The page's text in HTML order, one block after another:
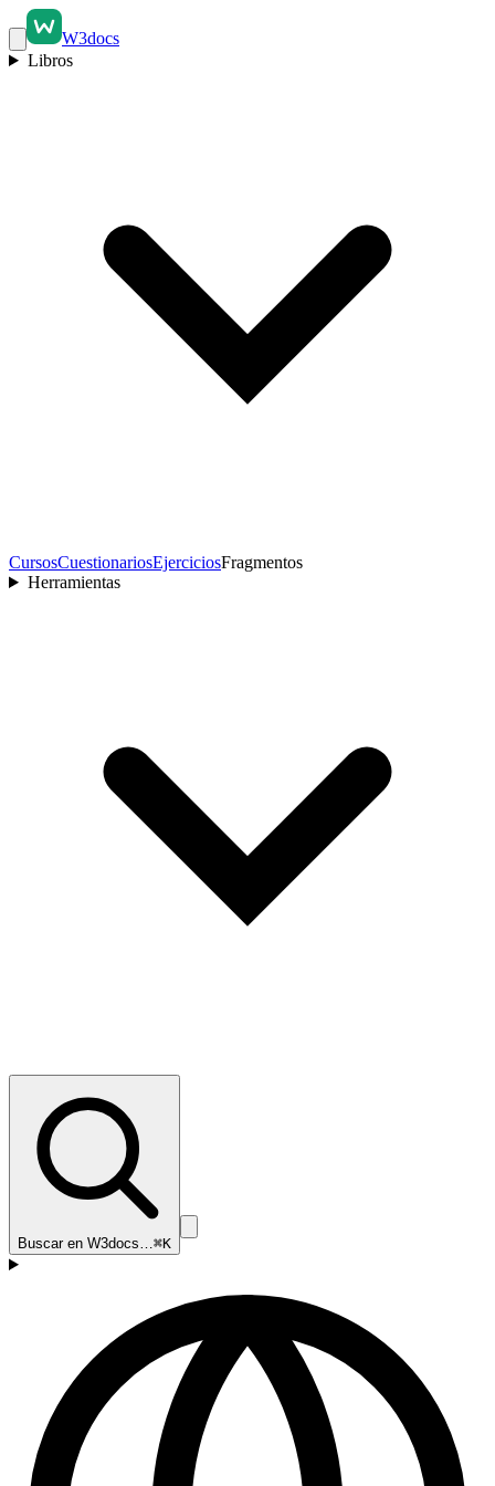
W3docs
Libros
CursosCuestionariosEjerciciosFragmentos
Herramientas
Buscar en W3docs…⌘K